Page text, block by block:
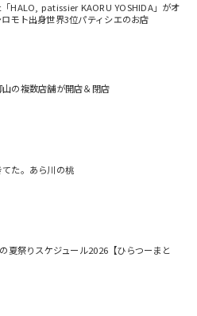
HALO, patissier KAORU YOSHIDA」がオ
モト出身世界3位パティシエのお店
の複数店舗が開店＆閉店
た。あら川の桃
夏祭りスケジュール2026【ひらつーまと